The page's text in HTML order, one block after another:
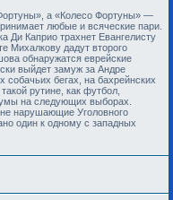
а «Колесо Фортуны» —
любые и всяческие пари.
Ди Каприо трахнет Евангелисту
Михалкову дадут второго
обнаружатся еврейские
выйдет замуж за Андре
бегах, на бахрейнских
рутине, как футбол,
на следующих выборах.
нарушающие Уголовного
один к одному с западных